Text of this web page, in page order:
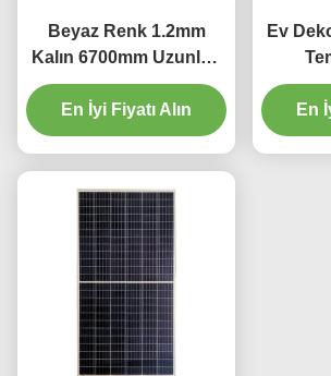
Beyaz Renk 1.2mm
Kalın 6700mm Uzunluk
Alüminyum Perde Pisti
Beyaz Renk
En İyi Fiyatı Alın
Ev
En